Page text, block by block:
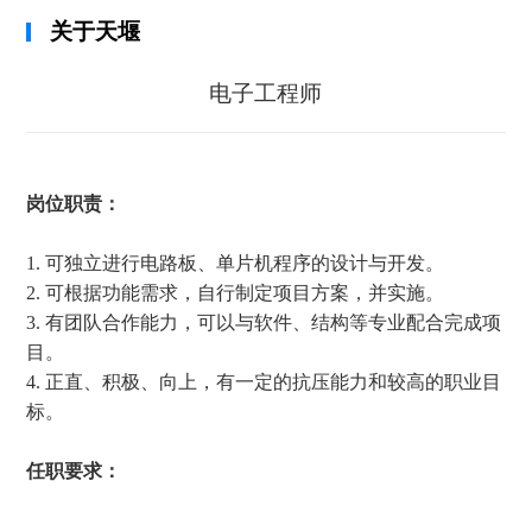
关于天堰
电子工程师
岗位职责：
1.可独立进行电路板、单片机程序的设计与开发。
2.可根据功能需求，自行制定项目方案，并实施。
3.有团队合作能力，可以与软件、结构等专业配合完成项
目。
4. 正直、积极、向上，有一定的抗压能力和较高的职业目
标。
任职要求：